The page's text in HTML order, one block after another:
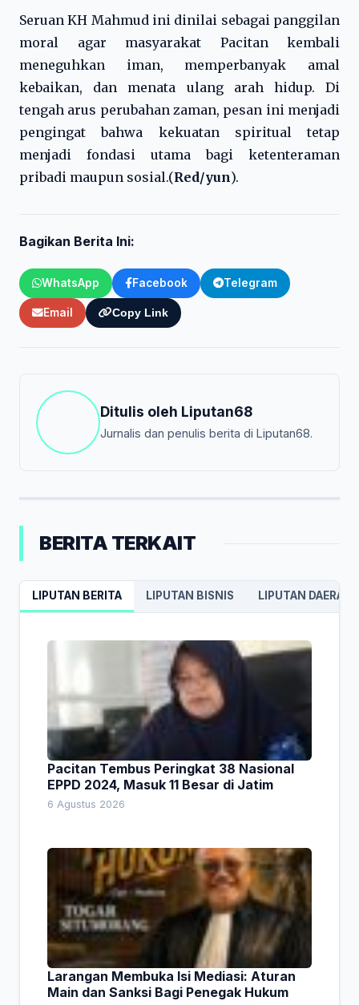
Seruan KH Mahmud ini dinilai sebagai panggilan
moral agar masyarakat Pacitan kembali
meneguhkan iman, memperbanyak amal
kebaikan, dan menata ulang arah hidup. Di
tengah arus perubahan zaman, pesan ini menjadi
pengingat bahwa kekuatan spiritual tetap
menjadi fondasi utama bagi ketenteraman
pribadi maupun sosial.(Red/yun).
Bagikan Berita Ini:
WhatsApp Facebook Telegram
Email Copy Link
Ditulis oleh Liputan68
Jurnalis dan penulis berita di Liputan68.
BERITA TERKAIT
LIPUTAN BERITA LIPUTAN BISNIS LIPUTAN DAERAH
Pacitan Tembus Peringkat 38 Nasional
EPPD 2024, Masuk 11 Besar di Jatim
6 Agustus 2026
Larangan Membuka Isi Mediasi: Aturan
Main dan Sanksi Bagi Penegak Hukum